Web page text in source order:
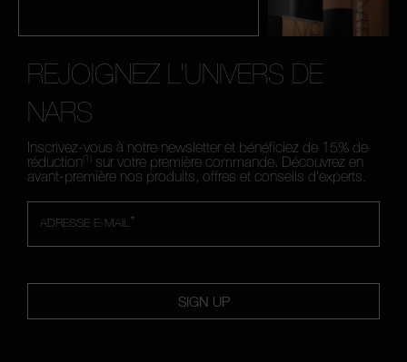
REJOIGNEZ L'UNIVERS DE
NARS
Inscrivez-vous à notre newsletter et bénéficiez de 15% de
réduction (1) sur votre première commande. Découvrez en
avant-première nos produits, offres et conseils d'experts.
*
ADRESSE E-MAIL
SIGN UP